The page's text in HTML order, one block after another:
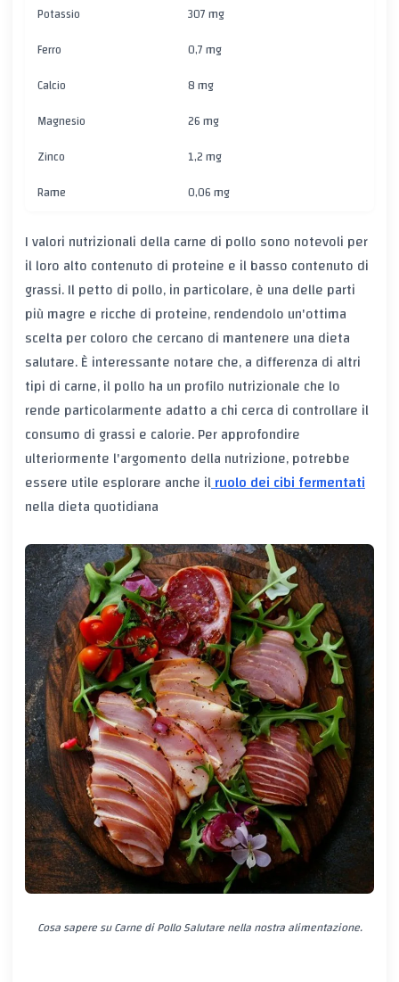
Potassio
307 mg
Ferro
0,7 mg
Calcio
8 mg
Magnesio
26 mg
Zinco
1,2 mg
Rame
0,06 mg
I valori nutrizionali della carne di pollo sono notevoli per
il loro alto contenuto di proteine e il basso contenuto di
grassi. Il petto di pollo, in particolare, è una delle parti
più magre e ricche di proteine, rendendolo un'ottima
scelta per coloro che cercano di mantenere una dieta
salutare. È interessante notare che, a differenza di altri
tipi di carne, il pollo ha un profilo nutrizionale che lo
rende particolarmente adatto a chi cerca di controllare il
consumo di grassi e calorie. Per approfondire
ulteriormente l'argomento della nutrizione, potrebbe
essere utile esplorare anche ilruolo dei cibi fermentati
nella dieta quotidiana
Cosa sapere su Carne di Pollo Salutare nella nostra alimentazione.